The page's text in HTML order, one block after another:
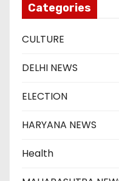
Categories
CULTURE
DELHI NEWS
ELECTION
HARYANA NEWS
Health